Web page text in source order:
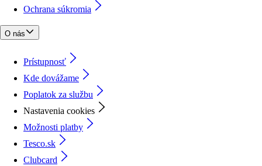
Ochrana súkromia
O nás
Prístupnosť
Kde dovážame
Poplatok za službu
Nastavenia cookies
Možnosti platby
Tesco.sk
Clubcard